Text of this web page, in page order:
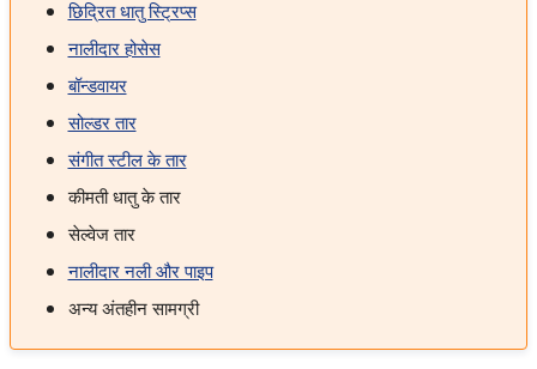
छिद्रित धातु स्ट्रिप्स
नालीदार होसेस
बॉन्डवायर
सोल्डर तार
संगीत स्टील के तार
कीमती धातु के तार
सेल्वेज तार
नालीदार नली और पाइप
अन्य अंतहीन सामग्री